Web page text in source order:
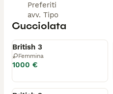
Preferiti
avv. Tipo
Cucciolata
British 3
Femmina
1000 €
Riservato